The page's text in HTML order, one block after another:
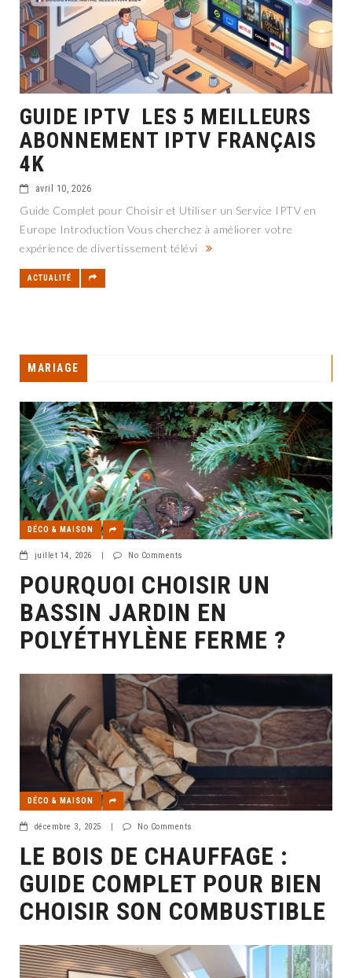
GUIDE IPTV LES 5 MEILLEURS
ABONNEMENT IPTV FRANÇAIS
4K
avril 10, 2026
Guide Complet pour Choisir et Utiliser un Service IPTV en
Europe Introduction Vous cherchez à améliorer votre
expérience de divertissement télévi
ACTUALITÉ
MARIAGE
DÉCO & MAISON
juillet 14, 2026 | No Comments
POURQUOI CHOISIR UN
BASSIN JARDIN EN
POLYÉTHYLÈNE FERME ?
DÉCO & MAISON
décembre 3, 2025 | No Comments
LE BOIS DE CHAUFFAGE :
GUIDE COMPLET POUR BIEN
CHOISIR SON COMBUSTIBLE